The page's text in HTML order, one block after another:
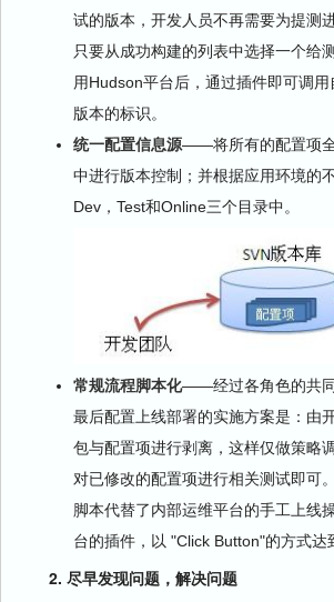
试的版本，开发人员不再需要为提测
只要从成功构建的列表中选择一个给
用Hudson平台后，通过插件即可调
版本的标识。
统一配置信息源——将所有的配置项
中进行版本控制；并根据应用环境的
Dev，Test和Online三个目录中。
常规流程脚本化——经过各角色的共同
最后配置上线部署的实施方案是：由
包与配置项进行剥离，这样仅做策略
对已修改的配置项进行相关测试即可
脚本代替了内部运维平台的手工上线
台的插件，以 "Click Button"的方式达
2. 尽早发现问题，解决问题